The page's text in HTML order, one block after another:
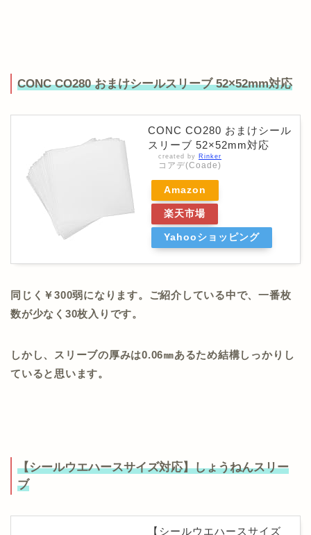
CONC CO280 おまけシールスリーブ 52×52mm対応
CONC CO280 おまけシール
スリーブ 52×52mm対応
created by Rinker
コアデ(Coade)
Amazon
楽天市場
Yahooショッピング
同じく￥300弱になります。ご紹介している中で、一番枚
数が少なく30枚入りです。
しかし、スリーブの厚みは0.06㎜あるため結構しっかりし
ていると思います。
【シールウエハースサイズ対応】しょうねんスリー
ブ
【シールウエハースサイズ